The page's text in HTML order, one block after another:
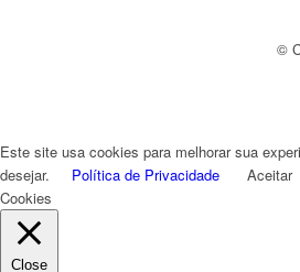
©
Este site usa cookies para melhorar sua
desejar.
Política de Privacidade Aceitar
Cookies
Close